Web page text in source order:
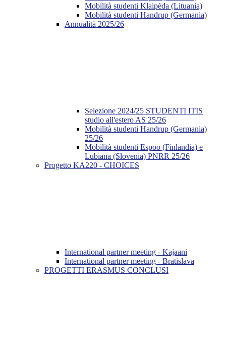
Mobilità studenti Klaipėda (Lituania)
Mobilità studenti Handrup (Germania)
Annualità 2025/26
Selezione 2024/25 STUDENTI ITIS
studio all'estero AS 25/26
Mobilità studenti Handrup (Germania)
25/26
Mobilità studenti Espoo (Finlandia) e
Lubiana (Slovenia) PNRR 25/26
Progetto KA220 - CHOICES
International partner meeting - Kajaani
International partner meeting - Bratislava
PROGETTI ERASMUS CONCLUSI